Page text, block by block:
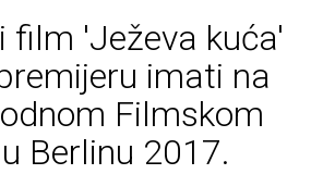
film 'Ježeva kuća'
imati na
Filmskom
Berlinu 2017.